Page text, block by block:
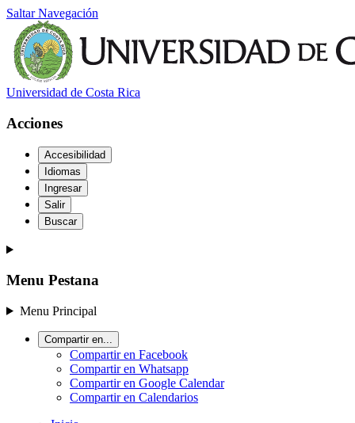
Saltar Navegación
Universidad de Costa Rica
Acciones
Accesibilidad
Idiomas
Ingresar
Salir
Buscar
Menu Pestana
Menu Principal
Compartir en...
Compartir en Facebook
Compartir en Whatsapp
Compartir en Google Calendar
Compartir en Calendarios